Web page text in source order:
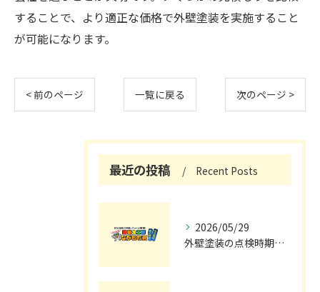
することで、より適正な価格で外壁塗装を実施すること
が可能になります。
< 前のページ 一覧に戻る 次のページ >
最近の投稿 Recent Posts
2026/05/29
外壁塗装の点検時期と施工の最適タイミング